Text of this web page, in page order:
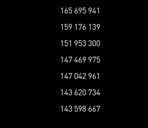
165 695 941
159 176 139
151 953 300
147 469 975
147 042 961
143 620 734
143 598 667